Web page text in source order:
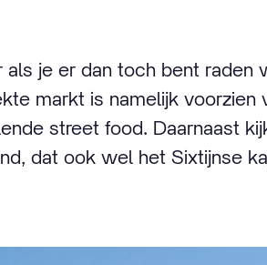
je er dan toch bent raden
markt is namelijk voorzien
street food. Daarnaast
dat ook wel het Sixtijnse